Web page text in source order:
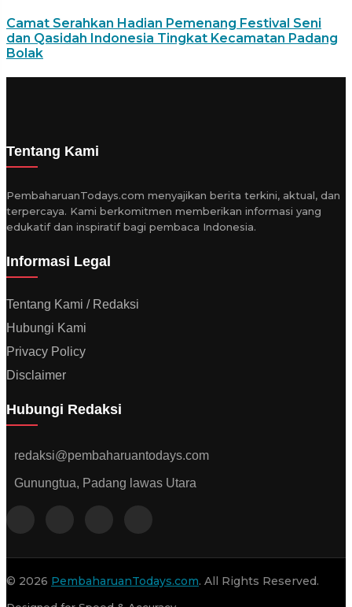
Camat Serahkan Hadian Pemenang Festival Seni
dan Qasidah Indonesia Tingkat Kecamatan Padang
Bolak
Tentang Kami
PembaharuanTodays.com menyajikan berita terkini, aktual, dan
terpercaya. Kami berkomitmen memberikan informasi yang
edukatif dan inspiratif bagi pembaca Indonesia.
Informasi Legal
Tentang Kami / Redaksi
Hubungi Kami
Privacy Policy
Disclaimer
Hubungi Redaksi
redaksi@pembaharuantodays.com
Gunungtua, Padang lawas Utara
© 2026 PembaharuanTodays.com. All Rights Reserved.